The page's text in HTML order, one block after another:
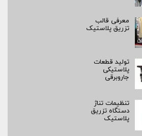
معرفی قالب
تزریق پلاستیک
تولید قطعات
پلاستیکی
جاروبرقی
تنظیمات تناژ
دستگاه تزریق
پلاستیک